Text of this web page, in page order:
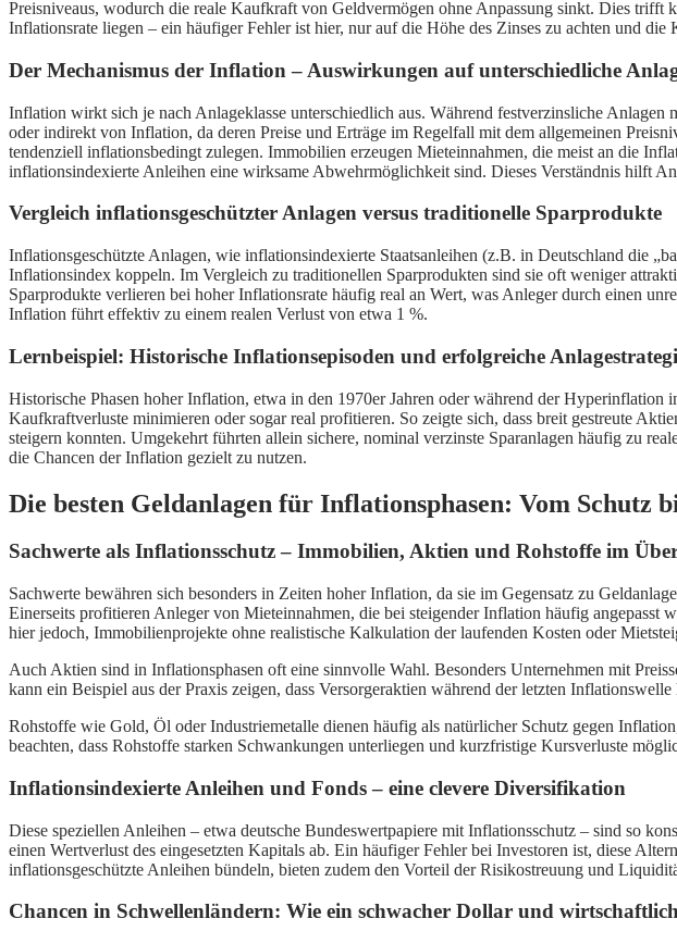
Preisniveaus, wodurch die reale Kaufkraft von Geldvermögen ohne Anpassung sinkt. Dies trifft
Inflationsrate liegen – ein häufiger Fehler ist hier, nur auf die Höhe des Zinses zu achten und
Der Mechanismus der Inflation – Auswirkungen auf unterschiedliche
Inflation wirkt sich je nach Anlageklasse unterschiedlich aus. Während festverzinsliche
oder indirekt von Inflation, da deren Preise und Erträge im Regelfall mit dem allgemeinen
tendenziell inflationsbedingt zulegen. Immobilien erzeugen Mieteinnahmen, die meist an die
inflationsindexierte Anleihen eine wirksame Abwehrmöglichkeit sind. Dieses Verständnis hilft
Vergleich inflationsgeschützter Anlagen versus traditionelle Sparprodukte
Inflationsgeschützte Anlagen, wie inflationsindexierte Staatsanleihen (z.B. in Deutschland die
Inflationsindex koppeln. Im Vergleich zu traditionellen Sparprodukten sind sie oft weniger
Sparprodukte verlieren bei hoher Inflationsrate häufig real an Wert, was Anleger durch einen
Inflation führt effektiv zu einem realen Verlust von etwa 1 %.
Lernbeispiel: Historische Inflationsepisoden und erfolgreiche
Historische Phasen hoher Inflation, etwa in den 1970er Jahren oder während der
Kaufkraftverluste minimieren oder sogar real profitieren. So zeigte sich, dass breit gestreute
steigern konnten. Umgekehrt führten allein sichere, nominal verzinste Sparanlagen häufig zu
die Chancen der Inflation gezielt zu nutzen.
Die besten Geldanlagen für Inflationsphasen: Vom Schutz
Sachwerte als Inflationsschutz – Immobilien, Aktien und Rohstoffe im
Sachwerte bewähren sich besonders in Zeiten hoher Inflation, da sie im Gegensatz zu
Einerseits profitieren Anleger von Mieteinnahmen, die bei steigender Inflation häufig
hier jedoch, Immobilienprojekte ohne realistische Kalkulation der laufenden Kosten oder
Auch Aktien sind in Inflationsphasen oft eine sinnvolle Wahl. Besonders Unternehmen mit
kann ein Beispiel aus der Praxis zeigen, dass Versorgeraktien während der letzten
Rohstoffe wie Gold, Öl oder Industriemetalle dienen häufig als natürlicher Schutz gegen
beachten, dass Rohstoffe starken Schwankungen unterliegen und kurzfristige Kursverluste
Inflationsindexierte Anleihen und Fonds – eine clevere Diversifikation
Diese speziellen Anleihen – etwa deutsche Bundeswertpapiere mit Inflationsschutz – sind so
einen Wertverlust des eingesetzten Kapitals ab. Ein häufiger Fehler bei Investoren ist, diese
inflationsgeschützte Anleihen bündeln, bieten zudem den Vorteil der Risikostreuung und
Chancen in Schwellenländern: Wie ein schwacher Dollar und